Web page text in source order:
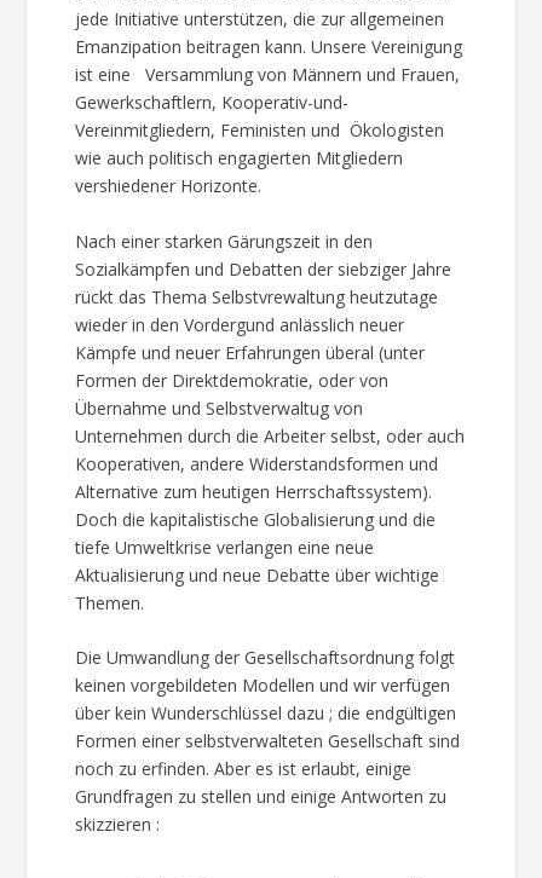
jede Initiative unterstützen, die zur allgemeinen
Emanzipation beitragen kann. Unsere Vereinigung
ist eine Versammlung von Männern und Frauen,
Gewerkschaftlern, Kooperativ-und-
Vereinmitgliedern, Feministen und Ökologisten
wie auch politisch engagierten Mitgliedern
vershiedener Horizonte.
Nach einer starken Gärungszeit in den
Sozialkämpfen und Debatten der siebziger Jahre
rückt das Thema Selbstvrewaltung heutzutage
wieder in den Vordergund anlässlich neuer
Kämpfe und neuer Erfahrungen überal (unter
Formen der Direktdemokratie, oder von
Übernahme und Selbstverwaltug von
Unternehmen durch die Arbeiter selbst, oder auch
Kooperativen, andere Widerstandsformen und
Alternative zum heutigen Herrschaftssystem).
Doch die kapitalistische Globalisierung und die
tiefe Umweltkrise verlangen eine neue
Aktualisierung und neue Debatte über wichtige
Themen.
Die Umwandlung der Gesellschaftsordnung folgt
keinen vorgebildeten Modellen und wir verfügen
über kein Wunderschlüssel dazu ; die endgültigen
Formen einer selbstverwalteten Gesellschaft sind
noch zu erfinden. Aber es ist erlaubt, einige
Grundfragen zu stellen und einige Antworten zu
skizzieren :